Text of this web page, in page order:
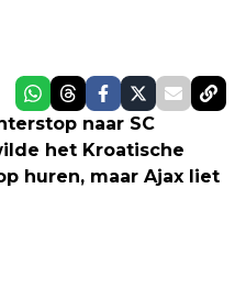
naar SC
het Kroatische
huren, maar Ajax liet